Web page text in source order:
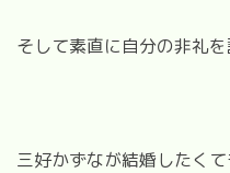
そして素直に自分の非礼を
三好かずなが結婚したく